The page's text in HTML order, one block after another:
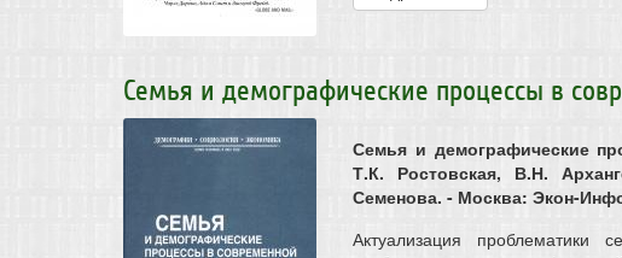
Семья и демографические процессы в
Семья и демографические
Т.К. Ростовская, В.Н.
Семенова. - Москва: Экон-
Актуализация проблематики